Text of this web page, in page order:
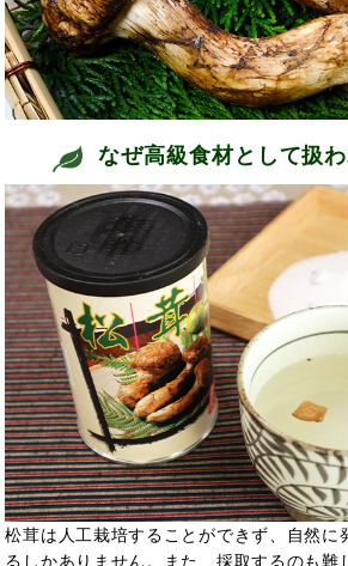
なぜ高級食材として扱
松茸は人工栽培することができず、自然に
るしかありません。また、採取するのも難